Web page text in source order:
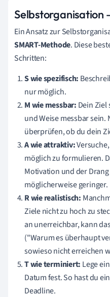
Selbstorganisation
Ein Ansatz zur
SMART-Methode. Diese
Schritten:
S wie spezifisch:
nur möglich.
M wiemessbar: Dein Ziel
und Weise messbar
überprüfen, ob du dein
A wie attraktiv:
möglich zu formulieren.
Motivation und der
möglicherweise geringer.
R wie realistisch:
Ziele nicht zu hoch zu
an unerreichbar, kann
("Warum es überhaupt
sowieso nicht erreichen
T wie terminiert: Lege
Datum fest. So hast du
Deadline.